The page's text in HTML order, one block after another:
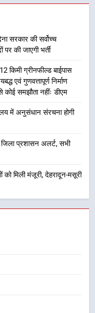
के फरार चल रहे
अलर्ट! 6 अगस्त को
बंद
बोले- युवाओं को रोजगार
सर्वोच्च प्राथमिकता, आने
सरकार की सर्वोच्च
की जाएगी भर्ती
किमी ग्रीनफील्ड बाईपास
एवं गुणवत्तापूर्ण निर्माण
कोई समझौता नहींः डीएम
में अनुसंधान संरचना होगी
जिला प्रशासन अलर्ट, सभी
को मिली मंजूरी, देहरादून-मसूरी